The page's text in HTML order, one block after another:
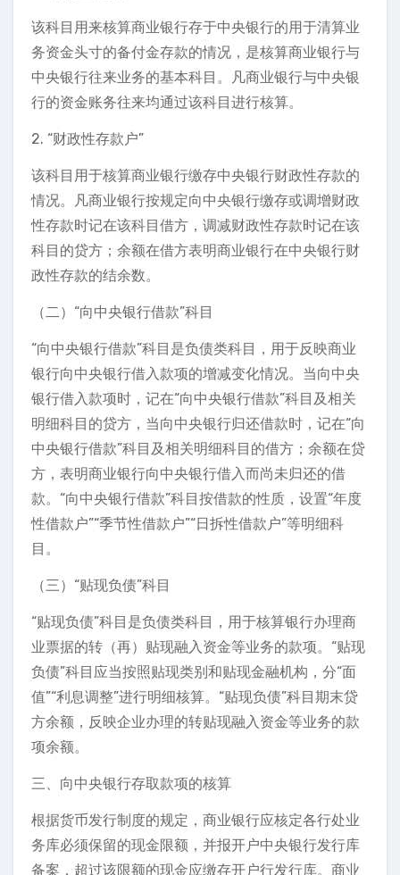
该科目用来核算商业银行存于中央银行的用于清算业
务资金头寸的备付金存款的情况，是核算商业银行与
中央银行往来业务的基本科目。凡商业银行与中央银
行的资金账务往来均通过该科目进行核算。
2. “财政性存款户”
该科目用于核算商业银行缴存中央银行财政性存款的
情况。凡商业银行按规定向中央银行缴存或调增财政
性存款时记在该科目借方，调减财政性存款时记在该
科目的贷方；余额在借方表明商业银行在中央银行财
政性存款的结余数。
（二）“向中央银行借款”科目
“向中央银行借款”科目是负债类科目，用于反映商业
银行向中央银行借入款项的增减变化情况。当向中央
银行借入款项时，记在“向中央银行借款”科目及相关
明细科目的贷方，当向中央银行归还借款时，记在“向
中央银行借款”科目及相关明细科目的借方；余额在贷
方，表明商业银行向中央银行借入而尚未归还的借
款。“向中央银行借款”科目按借款的性质，设置“年度
性借款户”“季节性借款户”“日拆性借款户”等明细科
目。
（三）“贴现负债”科目
“贴现负债”科目是负债类科目，用于核算银行办理商
业票据的转（再）贴现融入资金等业务的款项。“贴现
负债”科目应当按照贴现类别和贴现金融机构，分“面
值”“利息调整”进行明细核算。“贴现负债”科目期末贷
方余额，反映企业办理的转贴现融入资金等业务的款
项余额。
三、向中央银行存取款项的核算
根据货币发行制度的规定，商业银行应核定各行处业
务库必须保留的现金限额，并报开户中央银行发行库
备案，超过该限额的现金应缴存开户行发行库。商业